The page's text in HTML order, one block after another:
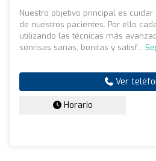
Nuestro objetivo principal es
de nuestros pacientes. Por ello
utilizando las técnicas más
sonrisas sanas, bonitas y satisf...
Ver
Horario